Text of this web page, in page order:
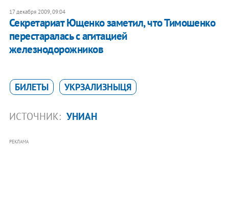
17 декабря 2009, 09:04
Секретариат Ющенко заметил, что Тимошенко
перестаралась с агитацией
железнодорожников
БИЛЕТЫ УКРЗАЛИЗНЫЦЯ
ИСТОЧНИК: УНИАН
РЕКЛАМА